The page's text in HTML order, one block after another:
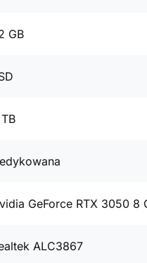
GB
GeForce RTX 3050 8
ALC3867